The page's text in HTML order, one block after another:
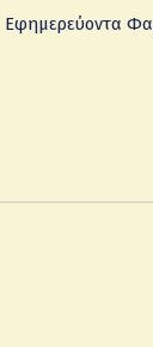
Εφημερεύοντα